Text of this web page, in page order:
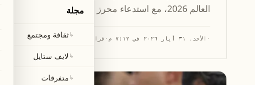
العالم 2026، مع استدعاء محرز وعوار وغياب بونجاح.
· الأحد، ٣١ أيار ٢٠٢٦ في ٧:١٢ م · قراءة 1 دقيقة
مجلة
↳ثقافة ومجتمع
↳ لايف ستايل
↳متفرقات